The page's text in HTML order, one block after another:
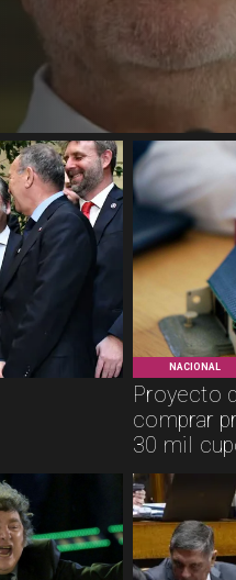
NACIONAL
Proyecto
comprar
30 mil